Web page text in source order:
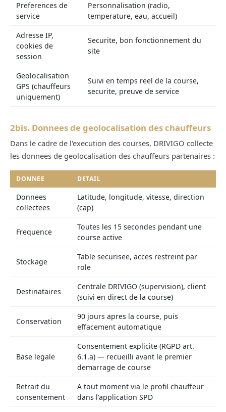
Preferences de
service
Personnalisation (radio,
temperature, eau, accueil)
Adresse IP,
cookies de
session
Securite, bon fonctionnement du
site
Geolocalisation
GPS (chauffeurs
uniquement)
Suivi en temps reel de la course,
securite, preuve de service
2bis. Donnees de geolocalisation des chauffeurs
Dans le cadre de l'execution des courses, DRIVIGO collecte
les donnees de geolocalisation des chauffeurs partenaires :
DONNEE DETAIL
Donnees
collectees
Latitude, longitude, vitesse, direction
(cap)
Frequence
Toutes les 15 secondes pendant une
course active
Stockage
Table securisee, acces restreint par
role
Destinataires
Centrale DRIVIGO (supervision), client
(suivi en direct de la course)
Conservation
90 jours apres la course, puis
effacement automatique
Base legale
Consentement explicite (RGPD art.
6.1.a) — recueilli avant le premier
demarrage de course
Retrait du
consentement
A tout moment via le profil chauffeur
dans l'application SPD